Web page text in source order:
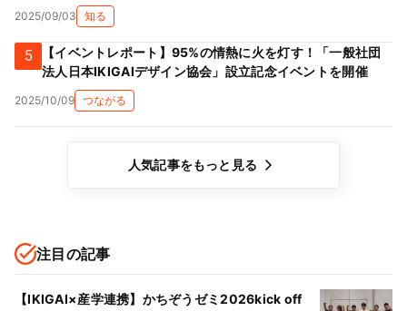
2025/09/03 知る
5
【イベントレポート】95%の情熱に火を灯す！「一般社団
法人日本IKIGAIデザイン協会」設立記念イベントを開催
2025/10/09 つながる
人気記事をもっと見る
注目の記事
【IKIGAI×産学連携】かちぞうゼミ2026kick off